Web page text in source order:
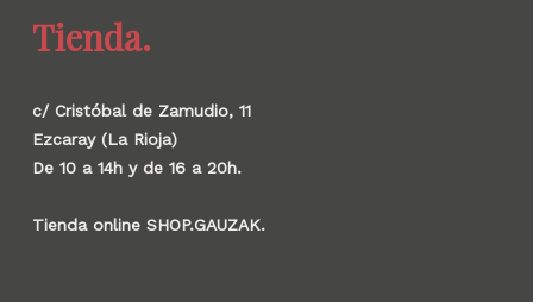
Tienda.
c/ Cristóbal de Zamudio, 11
Ezcaray (La Rioja)
De 10 a 14h y de 16 a 20h.
Tienda online SHOP.GAUZAK.